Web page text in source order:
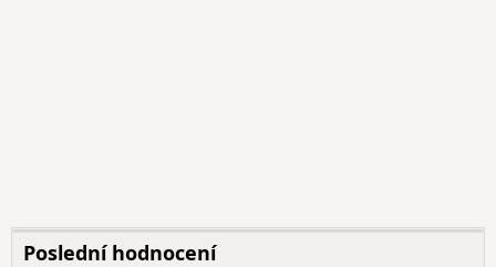
Poslední hodnocení